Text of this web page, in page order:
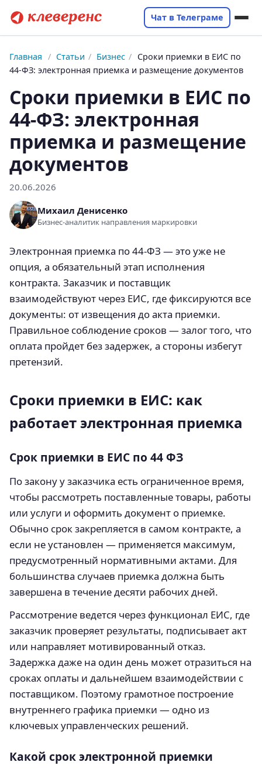
Чат в Телеграме
Главная / Статьи / Бизнес / Сроки приемки в ЕИС по
44‑ФЗ: электронная приемка и размещение документов
Сроки приемки в ЕИС по
44‑ФЗ: электронная
приемка и размещение
документов
20.06.2026
Михаил Денисенко
Бизнес-аналитик направления маркировки
Электронная приемка по 44‑ФЗ — это уже не
опция, а обязательный этап исполнения
контракта. Заказчик и поставщик
взаимодействуют через ЕИС, где фиксируются все
документы: от извещения до акта приемки.
Правильное соблюдение сроков — залог того, что
оплата пройдет без задержек, а стороны избегут
претензий.
Сроки приемки в ЕИС: как
работает электронная приемка
Срок приемки в ЕИС по 44 ФЗ
По закону у заказчика есть ограниченное время,
чтобы рассмотреть поставленные товары, работы
или услуги и оформить документ о приемке.
Обычно срок закрепляется в самом контракте, а
если не установлен — применяется максимум,
предусмотренный нормативными актами. Для
большинства случаев приемка должна быть
завершена в течение десяти рабочих дней.
Рассмотрение ведется через функционал ЕИС, где
заказчик проверяет результаты, подписывает акт
или направляет мотивированный отказ.
Задержка даже на один день может отразиться на
сроках оплаты и дальнейшем взаимодействии с
поставщиком. Поэтому грамотное построение
внутреннего графика приемки — одно из
ключевых управленческих решений.
Какой срок электронной приемки